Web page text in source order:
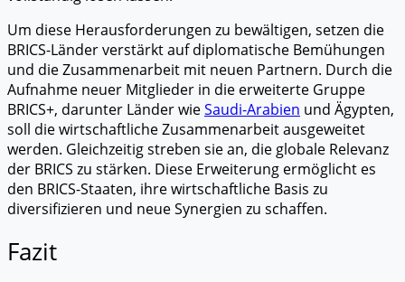
Um diese Herausforderungen zu bewältigen, setzen die
BRICS-Länder verstärkt auf diplomatische Bemühungen
und die Zusammenarbeit mit neuen Partnern. Durch die
Aufnahme neuer Mitglieder in die erweiterte Gruppe
BRICS+, darunter Länder wieSaudi-Arabien und Ägypten,
soll die wirtschaftliche Zusammenarbeit ausgeweitet
werden. Gleichzeitig streben sie an, die globale Relevanz
der BRICS zu stärken. Diese Erweiterung ermöglicht es
den BRICS-Staaten, ihre wirtschaftliche Basis zu
diversifizieren und neue Synergien zu schaffen.
Fazit